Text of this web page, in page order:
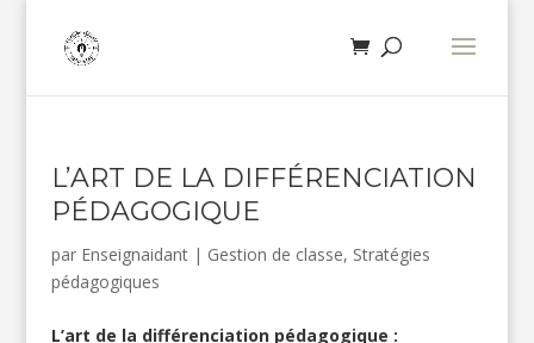
L’ART DE LA DIFFÉRENCIATION
PÉDAGOGIQUE
par Enseignaidant| Gestion de classe, Stratégies
pédagogiques
L’art de la différenciation pédagogique :